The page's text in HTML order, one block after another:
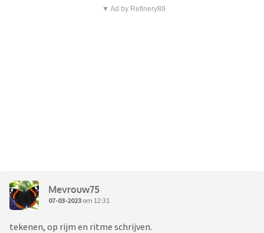
▼ Ad by Refinery89
Mevrouw75
07-03-2023 om 12:31
tekenen, op rijm en ritme schrijven.